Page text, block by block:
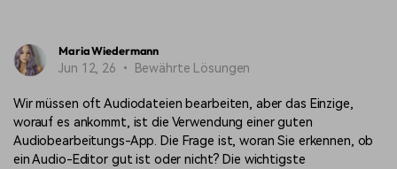
Monetarisierungs-
Programm
Monetarisieren Sie
Ihren Einfluss mit Filmora
Programm
An Freunde empfehlen,
Belohnungen erhalten
Erfahren Sie, wie unsere
Kunden Erfolg haben
auf Unternehmensebene frei
Maria Wiedermann
Jun 12, 26 • Bewährte Lösungen
Wir müssen oft Audiodateien bearbeiten, aber das Einzige,
worauf es ankommt, ist die Verwendung einer guten
Audiobearbeitungs-App. Die Frage ist, woran Sie erkennen, ob
ein Audio-Editor gut ist oder nicht? Die wichtigste